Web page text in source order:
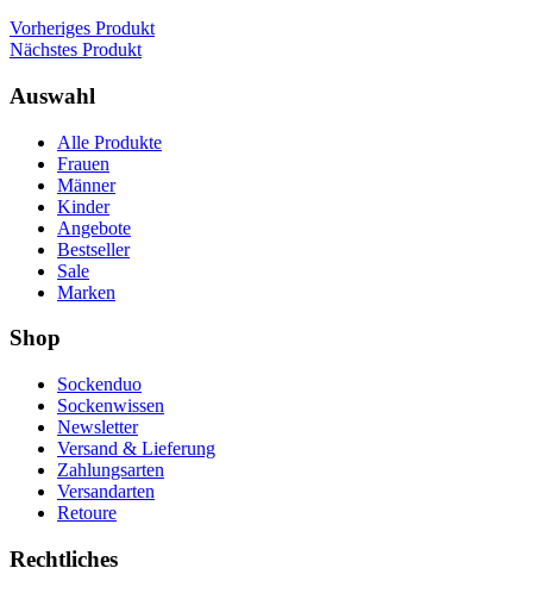
Vorheriges Produkt
Nächstes Produkt
Auswahl
Alle Produkte
Frauen
Männer
Kinder
Angebote
Bestseller
Sale
Marken
Shop
Sockenduo
Sockenwissen
Newsletter
Versand & Lieferung
Zahlungsarten
Versandarten
Retoure
Rechtliches